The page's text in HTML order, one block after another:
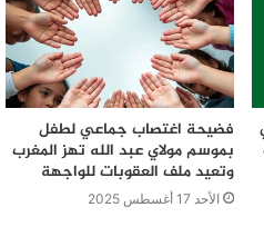
فضيحة اغتصاب جماعي لطفل
بموسم مولاي عبد الله تهز المغرب
وتعيد ملف العقوبات للواجهة
الأحد 17 أغسطس 2025